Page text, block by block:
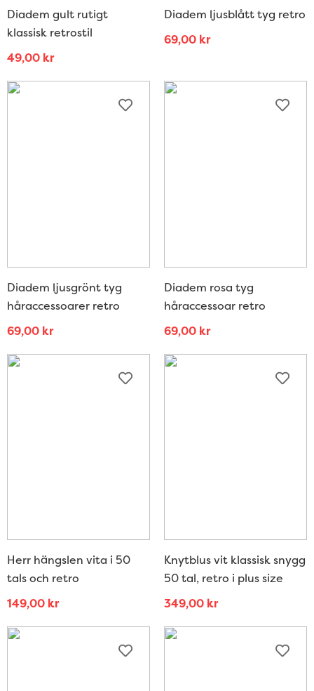
Diadem gult rutigt
klassisk retrostil
49,00 kr
Diadem ljusblått tyg retro
69,00 kr
Diadem ljusgrönt tyg
håraccessoarer retro
69,00 kr
Diadem rosa tyg
håraccessoar retro
69,00 kr
Herr hängslen vita i 50
tals och retro
149,00 kr
Knytblus vit klassisk snygg
50 tal, retro i plus size
349,00 kr